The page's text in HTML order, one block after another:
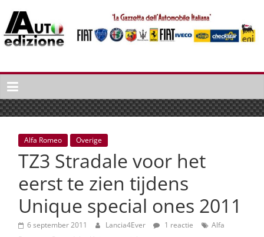
naar
inhoud
Auto
Edizione
La
Gazetta
dell'Automobile
Italiana
autonieuws
lifestyle
Alfa Romeo Overige
TZ3 Stradale voor het
eerst te zien tijdens
Unique special ones 2011
6 september 2011 Lancia4Ever 1 reactie
Alfa